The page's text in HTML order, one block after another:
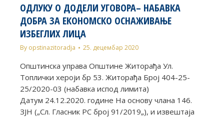
ОДЛУКУ О ДОДЕЛИ УГОВОРА– НАБАВКА
ДОБРА ЗА ЕКОНОМСКО ОСНАЖИВАЊЕ
ИЗБЕГЛИХ ЛИЦА
By opstinazitoradja 25. децембар 2020
Општинска управа Општине Житорађа Ул.
Топлички хероји бр 53. Житорађа Број 404-25-
25/2020-03 (набавка испод лимита)
Датум 24.12.2020. године На основу члана 146.
ЗЈН („Сл. Гласник РС број 91/2019„), и извештаја